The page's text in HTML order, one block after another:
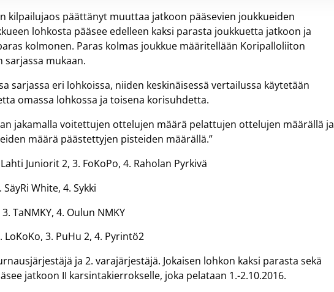
kilpailujaos päättänyt muuttaa jatkoon pääsevien joukkueiden
lohkosta pääsee edelleen kaksi parasta joukkuetta jatkoon ja
kolmonen. Paras kolmas joukkue määritellään Koripalloliiton
sarjassa mukaan.
sarjassa eri lohkoissa, niiden keskinäisessä vertailussa käytetään
omassa lohkossa ja toisena korisuhdetta.
jakamalla voitettujen ottelujen määrä pelattujen ottelujen määrällä ja
määrä päästettyjen pisteiden määrällä.”
Juniorit 2, 3. FoKoPo, 4. Raholan Pyrkivä
White, 4. Sykki
TaNMKY, 4. Oulun NMKY
3. PuHu 2, 4. Pyrintö2
ja 2. varajärjestäjä. Jokaisen lohkon kaksi parasta sekä
jatkoon II karsintakierrokselle, joka pelataan 1.-2.10.2016.